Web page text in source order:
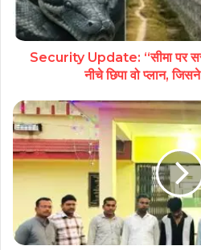
Security Update: “सीमा पर
नीचे छिपा वो प्लान,